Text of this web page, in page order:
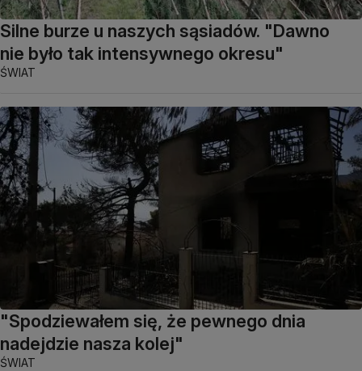
Silne burze u naszych sąsiadów. "Dawno
nie było tak intensywnego okresu"
ŚWIAT
"Spodziewałem się, że pewnego dnia
nadejdzie nasza kolej"
ŚWIAT